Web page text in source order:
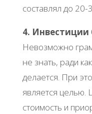
составлял до
4. Инвестиции
Невозможно
не знать, ради
делается. При
является целью.
стоимость и